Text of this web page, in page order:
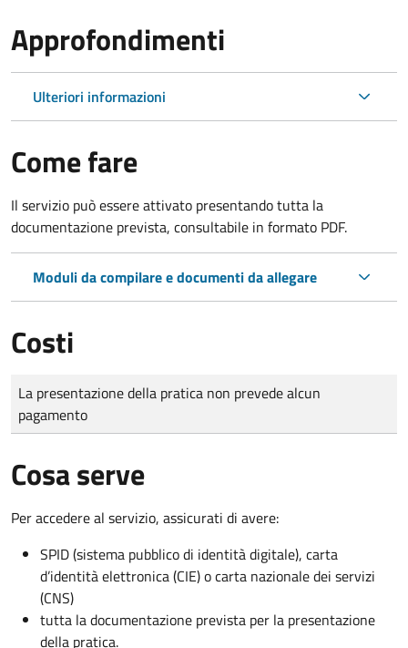
Approfondimenti
Ulteriori informazioni
Come fare
Il servizio può essere attivato presentando tutta la
documentazione prevista, consultabile in formato PDF.
Moduli da compilare e documenti da allegare
Costi
Tipo di pagamento
Importo
La presentazione della pratica non prevede alcun
pagamento
Cosa serve
Per accedere al servizio, assicurati di avere:
SPID (sistema pubblico di identità digitale), carta
d’identità elettronica (CIE) o carta nazionale dei servizi
(CNS)
tutta la documentazione prevista per la presentazione
della pratica.